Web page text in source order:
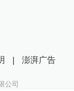
| 澎湃广告
公司